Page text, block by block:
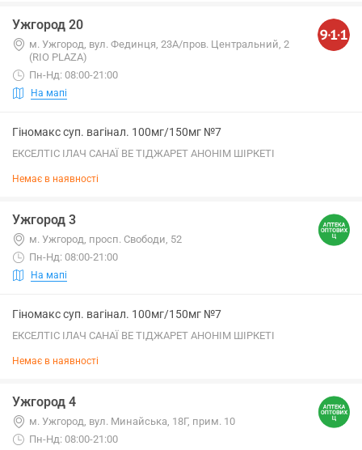
Ужгород 20
м. Ужгород, вул. Фединця, 23А/пров. Центральний, 2
(RIO PLAZA)
Пн-Нд: 08:00-21:00
На мапі
Гіномакс суп. вагінал. 100мг/150мг №7
ЕКСЕЛТІС ІЛАЧ САНАЇ ВЕ ТІДЖАРЕТ АНОНІМ ШІРКЕТІ
Немає в наявності
Ужгород 3
м. Ужгород, просп. Свободи, 52
Пн-Нд: 08:00-21:00
На мапі
Гіномакс суп. вагінал. 100мг/150мг №7
ЕКСЕЛТІС ІЛАЧ САНАЇ ВЕ ТІДЖАРЕТ АНОНІМ ШІРКЕТІ
Немає в наявності
Ужгород 4
м. Ужгород, вул. Минайська, 18Г, прим. 10
Пн-Нд: 08:00-21:00